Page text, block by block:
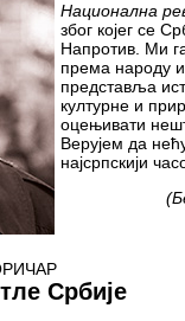
Национална
због којег се
Напротив. Ми
према народу
представља
културне и
оцењивати
Верујем да
најсрпскији
Србије